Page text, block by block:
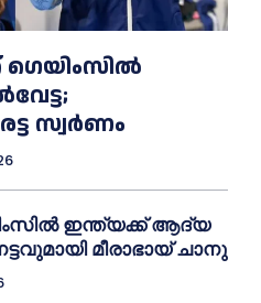
സ്വർണം
ഇന്ത്യക്ക് ആദ്യ
മീരാഭായ് ചാനു